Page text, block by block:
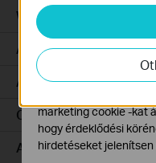
Wireless Bridge
Aggregation
Access
Campus
Access Pro
Marketing és Elemző
Az elemző cookie -k
elemezzük
javítsuk és módosítsuk
marketing cookie -kat
hogy érdeklődési
hirdetéseket